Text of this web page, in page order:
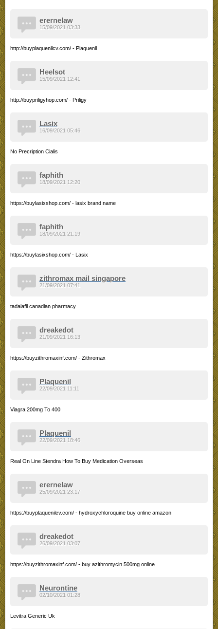
erernelaw
http://buyplaquenilcv.com/ - Plaquenil
15/09/2021 03:33
Heelsot
http://buypriligyhop.com/ - Priligy
15/09/2021 12:41
Lasix
No Precription Cialis
16/09/2021 05:46
faphith
https://buylasixshop.com/ - lasix brand name
18/09/2021 12:20
faphith
https://buylasixshop.com/ - Lasix
18/09/2021 21:19
zithromax mail singapore
tadalafil canadian pharmacy
21/09/2021 07:41
dreakedot
https://buyzithromaxinf.com/ - Zithromax
21/09/2021 16:13
Plaquenil
Viagra 200mg To 400
22/09/2021 11:11
Plaquenil
Real On Line Stendra How To Buy Medication Overseas
22/09/2021 18:46
erernelaw
https://buyplaquenilcv.com/ - hydroxychloroquine buy online amazon
25/09/2021 23:17
dreakedot
https://buyzithromaxinf.com/ - buy azithromycin 500mg online
26/09/2021 03:07
Neurontine
Levitra Generic Uk
02/10/2021 01:28